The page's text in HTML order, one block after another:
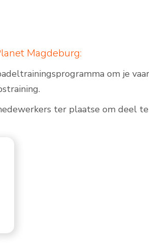
Magdeburg:
om je
ter plaatse om deel